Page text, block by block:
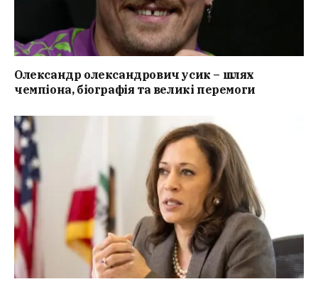
Олександр олександрович усик – шлях
чемпіона, біографія та великі перемоги